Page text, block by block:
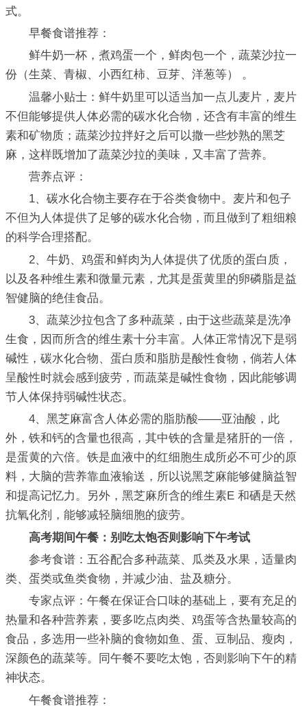
式。
早餐食谱推荐：
鲜牛奶一杯，煮鸡蛋一个，鲜肉包一个，蔬菜沙拉一
份（生菜、青椒、小西红柿、豆芽、洋葱等） 。
温馨小贴士：鲜牛奶里可以适当加一点儿麦片，麦片
不但能够提供人体必需的碳水化合物，还含有丰富的维生
素和矿物质；蔬菜沙拉拌好之后可以撒一些炒熟的黑芝
麻，这样既增加了蔬菜沙拉的美味，又丰富了营养。
营养点评：
1、碳水化合物主要存在于谷类食物中。麦片和包子
不但为人体提供了足够的碳水化合物，而且做到了粗细粮
的科学合理搭配。
2、牛奶、鸡蛋和鲜肉为人体提供了优质的蛋白质，
以及各种维生素和微量元素，尤其是蛋黄里的卵磷脂是益
智健脑的绝佳食品。
3、蔬菜沙拉包含了多种蔬菜，由于这些蔬菜是洗净
生食，因而所含的维生素十分丰富。人体正常情况下是弱
碱性，碳水化合物、蛋白质和脂肪是酸性食物，倘若人体
呈酸性时就会感到疲劳，而蔬菜是碱性食物，因此能够调
节人体保持弱碱性状态。
4、黑芝麻富含人体必需的脂肪酸——亚油酸，此
外，铁和钙的含量也很高，其中铁的含量是猪肝的一倍，
是蛋黄的六倍。铁是血液中的红细胞生成所必不可少的原
料，大脑的营养靠血液输送，所以说黑芝麻能够健脑益智
和提高记忆力。另外，黑芝麻所含的维生素E 和硒是天然
抗氧化剂，能够减轻脑细胞的疲劳。
高考期间午餐：别吃太饱否则影响下午考试
参考食谱：五谷配合多种蔬菜、瓜类及水果，适量肉
类、蛋类或鱼类食物，并减少油、盐及糖分。
专家点评：午餐在保证合口味的基础上，要有充足的
热量和各种营养素，要多吃点肉类、鸡蛋等含热量较高的
食品，多选用一些补脑的食物如鱼、蛋、豆制品、瘦肉，
深颜色的蔬菜等。同午餐不要吃太饱，否则影响下午的精
神状态。
午餐食谱推荐：